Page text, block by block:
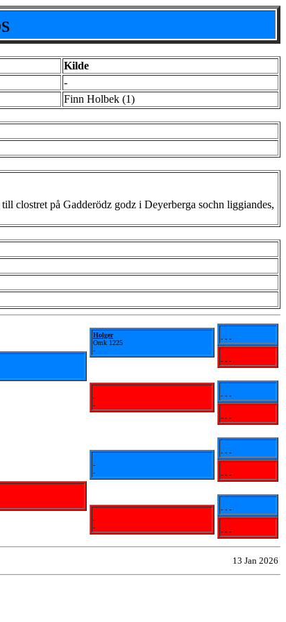
Kilde
-
Finn Holbek (1)
clostret på Gadderödz godz i Deyerberga sochn liggiandes,
Holger
Omk 1225
-
-
-
-
-
-
-
- - -
- - -
- - -
- - -
- - -
- - -
- - -
- - -
13 Jan 2026